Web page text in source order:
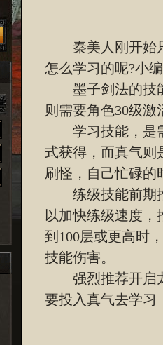
秦美人刚开始只
怎么学习的呢?小
墨子剑法的技能
则需要角色30级
学习技能，是需
式获得，而真气则
刷怪，自己忙碌的
练级技能前期推
以加快练级速度
到100层或更高时
技能伤害。
强烈推荐开启龙
要投入真气去学习